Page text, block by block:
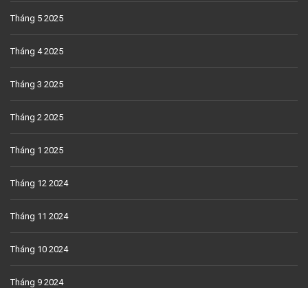
Tháng 5 2025
Tháng 4 2025
Tháng 3 2025
Tháng 2 2025
Tháng 1 2025
Tháng 12 2024
Tháng 11 2024
Tháng 10 2024
Tháng 9 2024